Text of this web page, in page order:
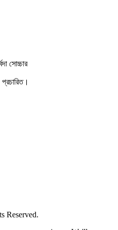
সোচ্চার
Reserved.